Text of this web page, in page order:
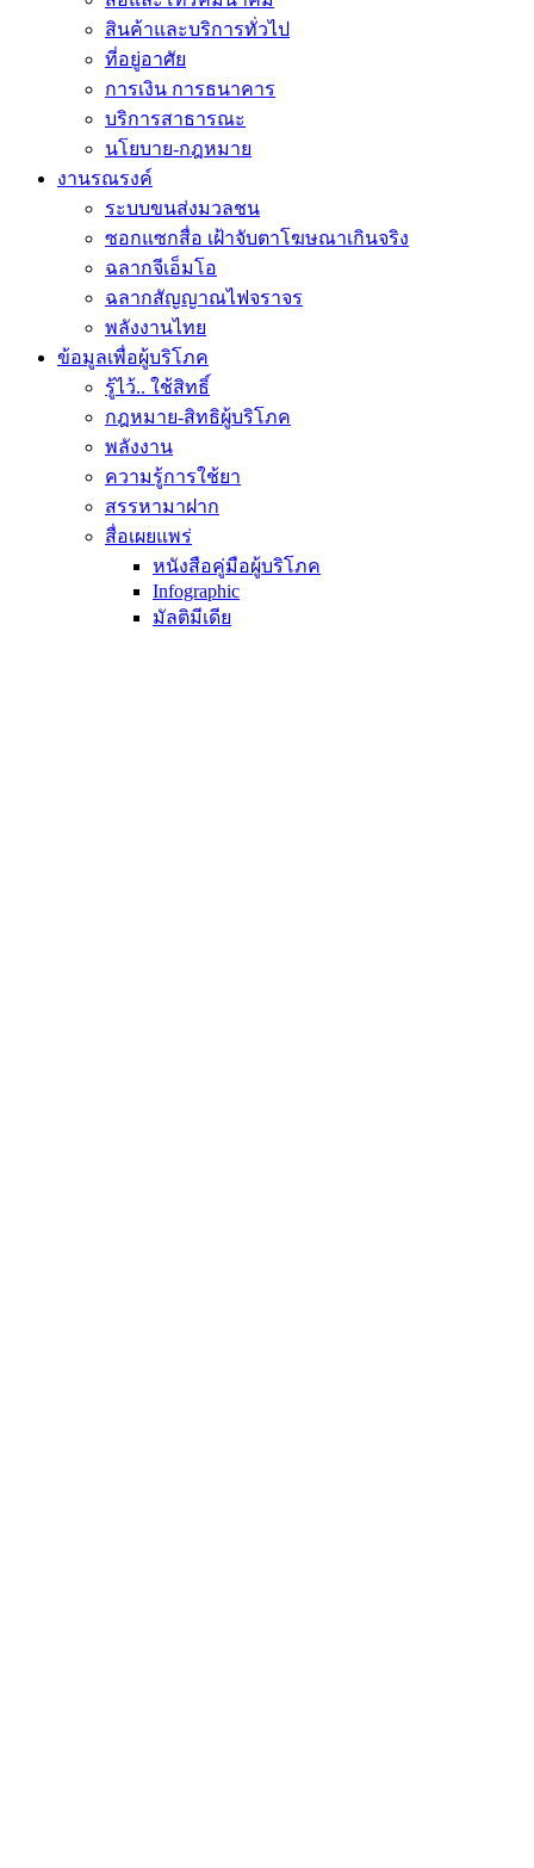
สินค้าและบริการทั่วไป
ที่อยู่อาศัย
การเงิน การธนาคาร
บริการสาธารณะ
นโยบาย-กฎหมาย
งานรณรงค์
ระบบขนส่งมวลชน
ซอกแซกสื่อ เฝ้าจับตาโฆษณาเกินจริง
ฉลากจีเอ็มโอ
ฉลากสัญญาณไฟจราจร
พลังงานไทย
ข้อมูลเพื่อผู้บริโภค
รู้ไว้.. ใช้สิทธิ์
กฎหมาย-สิทธิผู้บริโภค
พลังงาน
ความรู้การใช้ยา
สรรหามาฝาก
สื่อเผยแพร่
หนังสือคู่มือผู้บริโภค
Infographic
มัลติมีเดีย